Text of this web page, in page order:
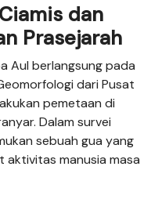
dan
Prasejarah
Aul berlangsung pada
dari Pusat
pemetaan di
Dalam survei
sebuah gua yang
manusia masa